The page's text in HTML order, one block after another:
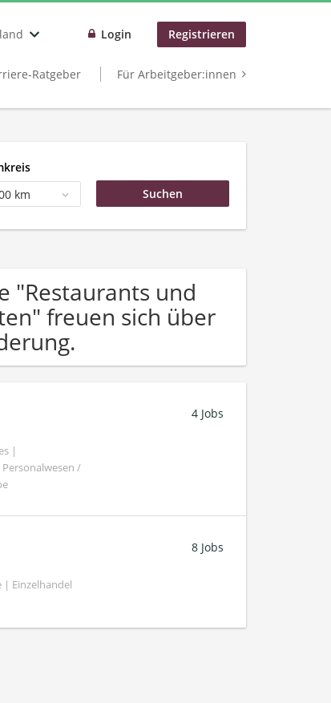
Login Registrieren
Ratgeber Für Arbeitgeber:innen
km
"Restaurants und
freuen sich über
|
/
4 Jobs
Einzelhandel
8 Jobs